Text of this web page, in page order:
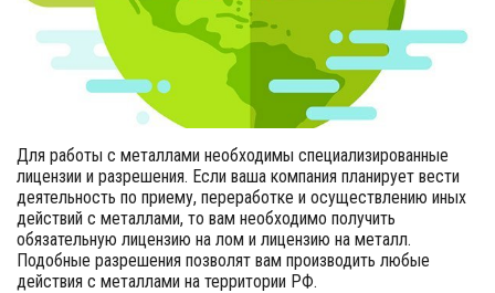
Для работы с металлами необходимы специализированные
лицензии и разрешения. Если ваша компания планирует вести
деятельность по приему, переработке и осуществлению иных
действий с металлами, то вам необходимо получить
обязательную лицензию на лом и лицензию на металл.
Подобные разрешения позволят вам производить любые
действия с металлами на территории РФ.